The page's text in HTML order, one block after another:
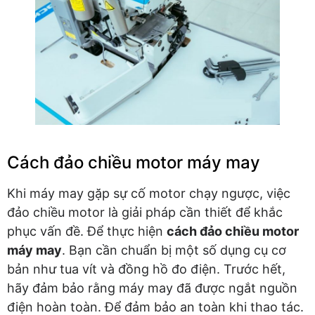
Cách đảo chiều motor máy may
Khi máy may gặp sự cố motor chạy ngược, việc
đảo chiều motor là giải pháp cần thiết để khắc
phục vấn đề. Để thực hiện cách đảo chiều motor
máy may. Bạn cần chuẩn bị một số dụng cụ cơ
bản như tua vít và đồng hồ đo điện. Trước hết,
hãy đảm bảo rằng máy may đã được ngắt nguồn
điện hoàn toàn. Để đảm bảo an toàn khi thao tác.